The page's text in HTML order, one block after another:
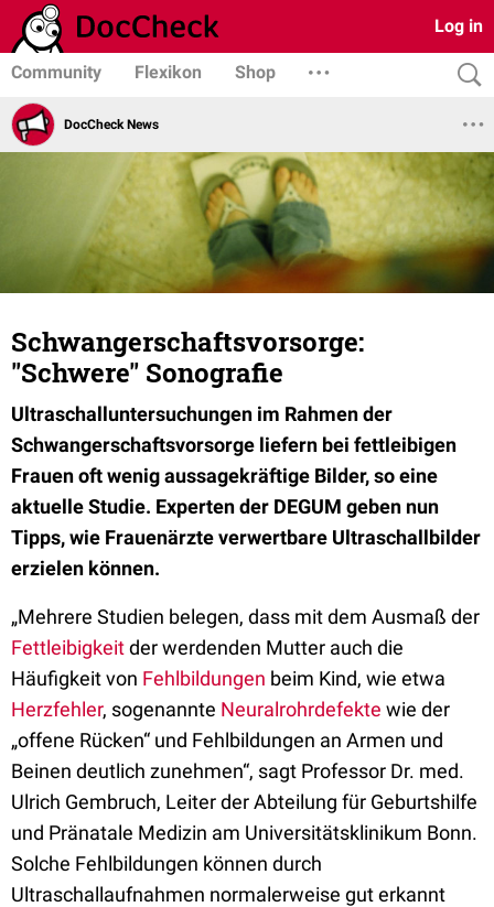
Log in
Community Flexikon Shop
DocCheck News
Schwangerschaftsvorsorge:
"Schwere" Sonografie
Ultraschalluntersuchungen im Rahmen der
Schwangerschaftsvorsorge liefern bei fettleibigen
Frauen oft wenig aussagekräftige Bilder, so eine
aktuelle Studie. Experten der DEGUM geben nun
Tipps, wie Frauenärzte verwertbare Ultraschallbilder
erzielen können.
„Mehrere Studien belegen, dass mit dem Ausmaß der
Fettleibigkeitder werdenden Mutter auch die
Häufigkeit von Fehlbildungen beim Kind, wie etwa
Herzfehler, sogenannte Neuralrohrdefekte wie der
„offene Rücken“ und Fehlbildungen an Armen und
Beinen deutlich zunehmen“, sagt Professor Dr. med.
Ulrich Gembruch, Leiter der Abteilung für Geburtshilfe
und Pränatale Medizin am Universitätsklinikum Bonn.
Solche Fehlbildungen können durch
Ultraschallaufnahmen normalerweise gut erkannt